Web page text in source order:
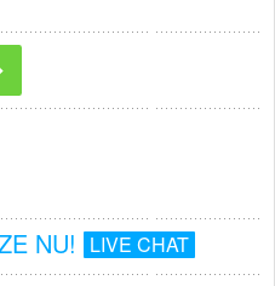
NU! LIVE CHAT